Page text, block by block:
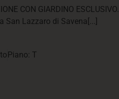
CON GIARDINO
San Lazzaro di Savena[...]
Piano: T